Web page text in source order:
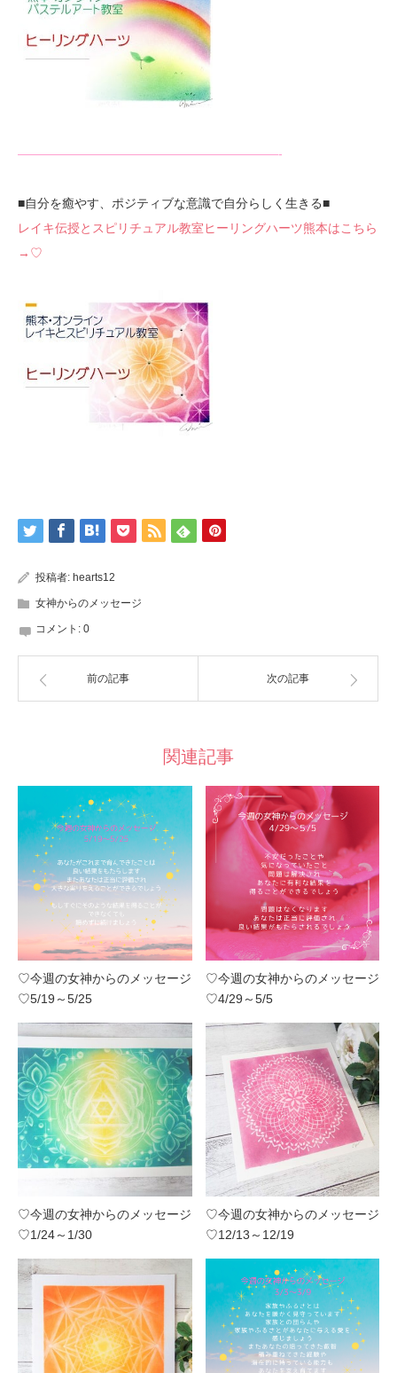
—————————————————————-
■自分を癒やす、ポジティブな意識で自分らしく生きる■
レイキ伝授とスピリチュアル教室ヒーリングハーツ熊本はこちら
→♡
投稿者: hearts12
女神からのメッセージ
コメント: 0
前の記事 次の記事
関連記事
♡今週の女神からのメッセージ
♡5/19～5/25
♡今週の女神からのメッセージ
♡4/29～5/5
♡今週の女神からのメッセージ
♡1/24～1/30
♡今週の女神からのメッセージ
♡12/13～12/19